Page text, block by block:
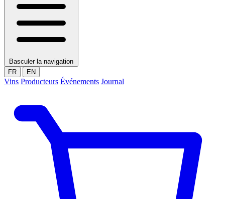
Basculer la navigation
FR
EN
Vins Producteurs Événements Journal